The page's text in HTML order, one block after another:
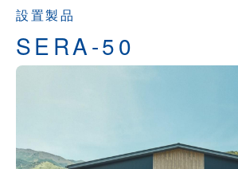
設置製品
SERA-50